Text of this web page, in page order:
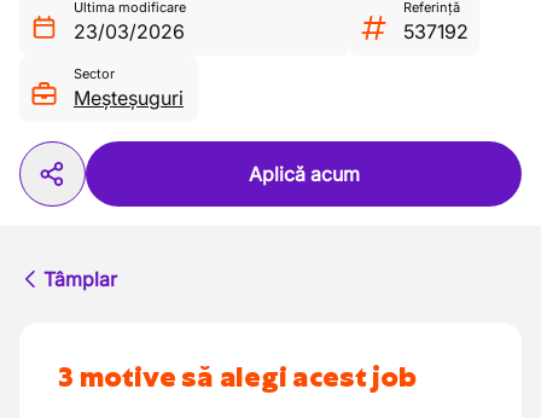
Ultima modificare
23/03/2026
Referință
537192
Sector
Meșteșuguri
Aplică acum
Tâmplar
3 motive să alegi acest job